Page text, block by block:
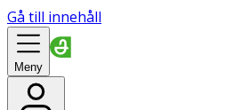
Gå till innehåll
Meny